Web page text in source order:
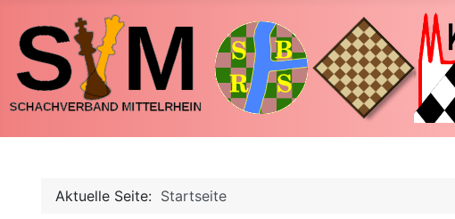
Aktuelle Seite: Startseite